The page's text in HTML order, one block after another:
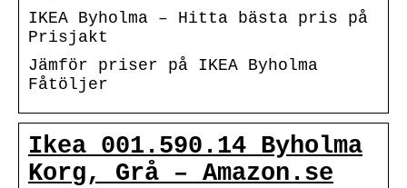
IKEA Byholma – Hitta bästa pris på
Prisjakt
Jämför priser på IKEA Byholma
Fåtöljer
Ikea 001.590.14 Byholma
Korg, Grå – Amazon.se